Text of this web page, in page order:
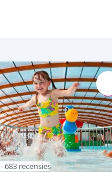
- 683 recensies